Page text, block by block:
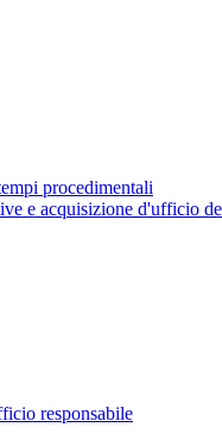
procedimentali
e acquisizione d'ufficio
responsabile